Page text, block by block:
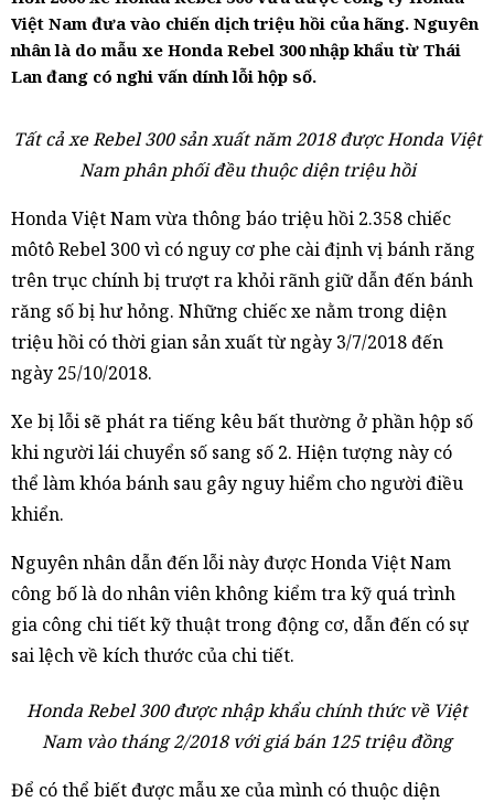
Việt Nam đưa vào chiến dịch triệu hồi của hãng. Nguyên
nhân là do mẫu xe Honda Rebel 300 nhập khẩu từ Thái
Lan đang có nghi vấn dính lỗi hộp số.
Tất cả xe Rebel 300 sản xuất năm 2018 được Honda Việt
Nam phân phối đều thuộc diện triệu hồi
Honda Việt Nam vừa thông báo triệu hồi 2.358 chiếc
môtô Rebel 300 vì có nguy cơ phe cài định vị bánh răng
trên trục chính bị trượt ra khỏi rãnh giữ dẫn đến bánh
răng số bị hư hỏng. Những chiếc xe nằm trong diện
triệu hồi có thời gian sản xuất từ ngày 3/7/2018 đến
ngày 25/10/2018.
Xe bị lỗi sẽ phát ra tiếng kêu bất thường ở phần hộp số
khi người lái chuyển số sang số 2. Hiện tượng này có
thể làm khóa bánh sau gây nguy hiểm cho người điều
khiển.
Nguyên nhân dẫn đến lỗi này được Honda Việt Nam
công bố là do nhân viên không kiểm tra kỹ quá trình
gia công chi tiết kỹ thuật trong động cơ, dẫn đến có sự
sai lệch về kích thước của chi tiết.
Honda Rebel 300 được nhập khẩu chính thức về Việt
Nam vào tháng 2/2018 với giá bán 125 triệu đồng
Để có thể biết được mẫu xe của mình có thuộc diện